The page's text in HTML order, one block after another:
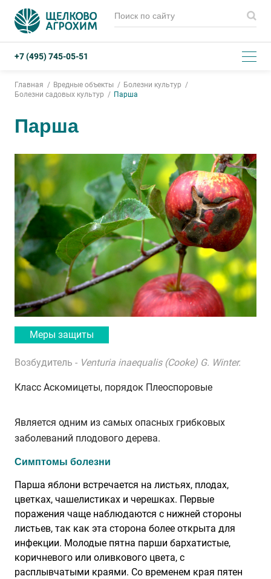
+7 (495) 745-05-51
Главная Вредные объекты
Болезни культур
Болезни садовых культур
Парша
Парша
Меры защиты
Возбудитель - Venturia inaequalis (Cooke) G. Winter.
Класс Аскомицеты, порядок Плеоспоровые
Является одним из самых опасных грибковых
заболеваний плодового дерева.
Симптомы болезни
Парша яблони встречается на листьях, плодах,
цветках, чашелистиках и черешках. Первые
поражения чаще наблюдаются с нижней стороны
листьев, так как эта сторона более открыта для
инфекции. Молодые пятна парши бархатистые,
коричневого или оливкового цвета, с
расплывчатыми краями. Со временем края пятен